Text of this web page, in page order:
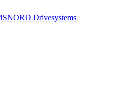
NORD Drivesystems